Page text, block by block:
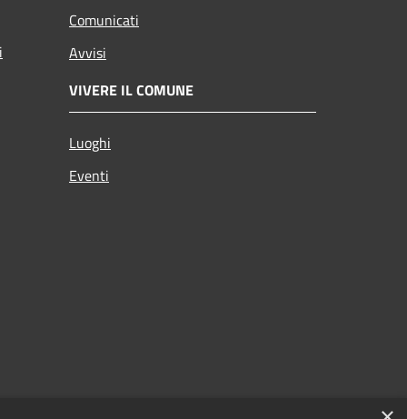
Comunicati
Avvisi
VIVERE IL COMUNE
Luoghi
Eventi